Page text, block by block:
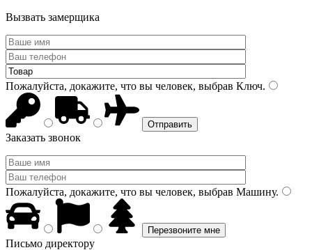
Вызвать замерщика
Пожалуйста, докажите, что вы человек, выбрав Ключ.
Заказать звонок
Пожалуйста, докажите, что вы человек, выбрав Машину.
Письмо директору